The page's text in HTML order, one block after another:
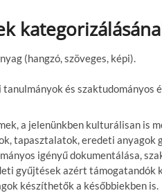
(hangzó, szöveges, képi).
és szaktudományos
a jelenünkben kulturálisan is
tapasztalatok, eredeti anyagok
igényű dokumentálása,
gyűjtések azért támogatandók
készíthetők a későbbiekben is.